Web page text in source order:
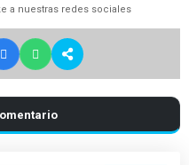
a nuestras redes sociales